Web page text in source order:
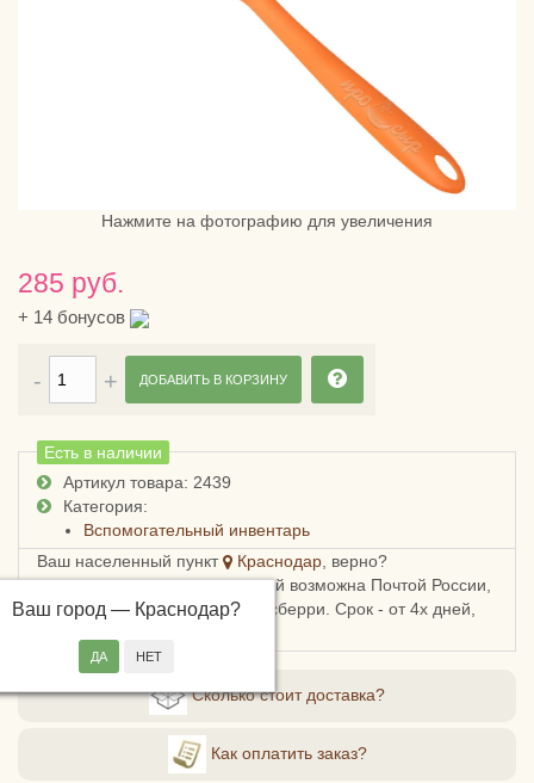
Нажмите на фотографию для увеличения
285 руб.
+ 14 бонусов
Есть в наличии
Артикул товара: 2439
Категория:
Вспомогательный инвентарь
Ваш населенный пункт
Краснодар , верно?
Ваш город — Краснодар?
Доставка в Краснодарский край возможна Почтой России,
СДЭКом, Пятерочкой или Боксберри. Срок - от 4х дней,
ДОБАВИТЬ В КОРЗИНУ
Сколько стоит доставка?
Как оплатить заказ?